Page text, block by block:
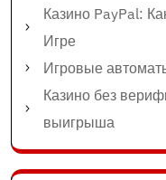
Казино PayPal:
Игре
Игровые
Казино без
выигрыша